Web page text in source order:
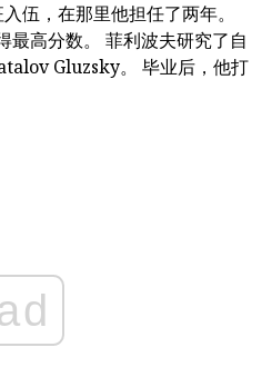
伍，在那里他担任了两年。
最高分数。 菲利波夫研究了自
Gluzsky。 毕业后，他打